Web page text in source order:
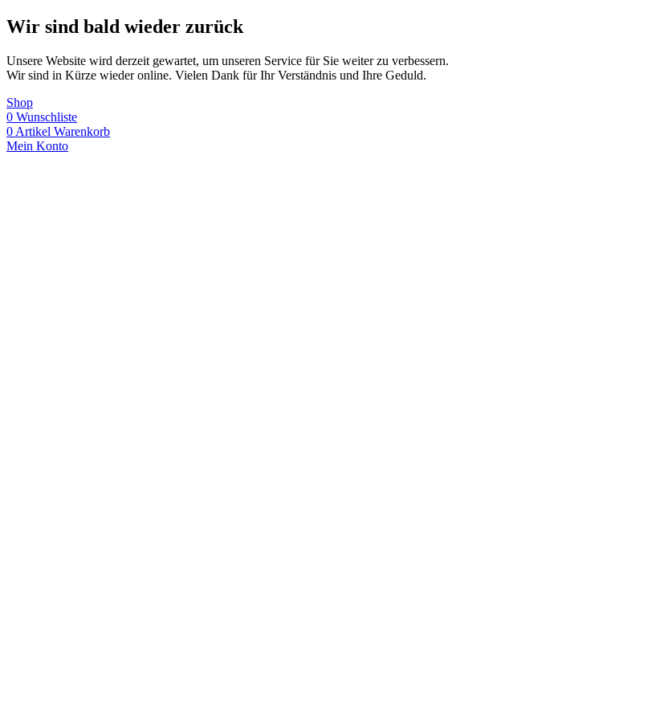
Wir sind bald wieder zurück
Unsere Website wird derzeit gewartet, um unseren Service für Sie weiter zu verbessern.
Wir sind in Kürze wieder online. Vielen Dank für Ihr Verständnis und Ihre Geduld.
Shop
0 Wunschliste
0 Artikel Warenkorb
Mein Konto